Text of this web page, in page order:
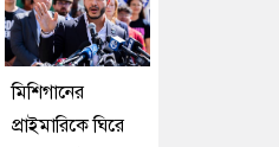
মিশিগানের
প্রাইমারিকে ঘিরে